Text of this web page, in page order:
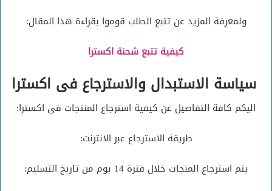
ولمعرفة المزيد عن تتبع الطلب قوموا بقراءة هذا المقال:
كيفية تتبع شحنة اكسترا
سياسة الاستبدال والاسترجاع فى اكسترا
اليكم كافة التفاصيل عن كيفية استرجاع المنتجات فى اكسترا:
طريقة الاسترجاع عبر الانترنت:
يتم استرجاع المنجات خلال فترة 14 يوم من تاريخ التسليم: